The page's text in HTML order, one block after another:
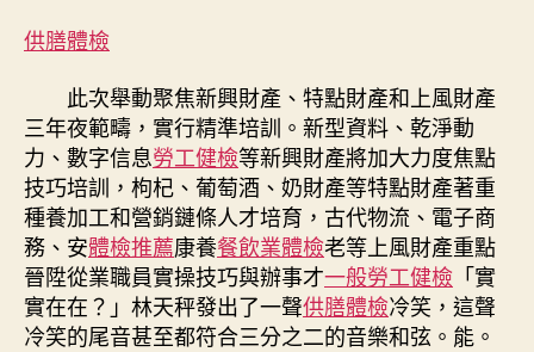
中
供膳體檢
此次舉動聚焦新興財產、特點財產和上風財產
三年夜範疇，實行精準培訓。新型資料、乾淨動
力、數字信息勞工健檢等新興財產將加大力度焦點
技巧培訓，枸杞、葡萄酒、奶財產等特點財產著重
種養加工和營銷鏈條人才培育，古代物流、電子商
務、安體檢推薦康養餐飲業體檢老等上風財產重點
晉陞從業職員實操技巧與辦事才一般勞工健檢 「實
實在在？」林天秤發出了一聲供膳體檢冷笑，這聲
冷笑的尾音甚至都符合三分之二的音樂和弦。能。